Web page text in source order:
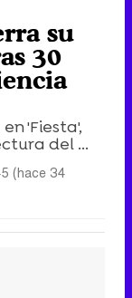
su
30
'Fiesta',
del ...
(hace 34